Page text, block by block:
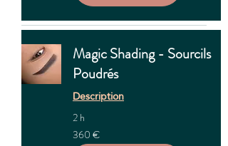
Magic Shading - Sourcils
Poudrés
Description
2 h
360
euros
360 €